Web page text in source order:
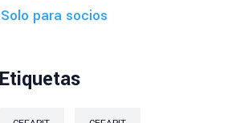
Solo para socios
Etiquetas